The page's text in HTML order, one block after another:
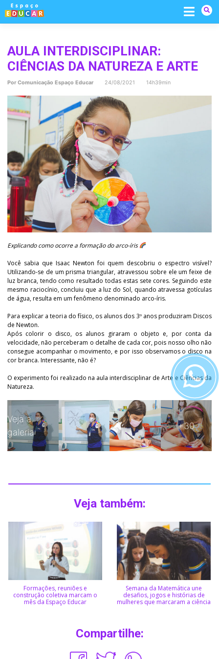
Skip
content
AULA INTERDISCIPLINAR:
CIÊNCIAS DA NATUREZA E ARTE
Por Comunicação Espaço Educar 24/08/2021 14h39min
Explicando como ocorre a formação do arco-íris
Você sabia que Isaac Newton foi quem descobriu o espectro visível?
Utilizando-se de um prisma triangular, atravessou sobre ele um feixe de
luz branca, tendo como resultado todas estas sete cores. Seguindo este
mesmo raciocínio, concluiu que a luz do Sol, quando atravessa gotículas
de água, resulta em um fenômeno denominado arco-íris.
Para explicar a teoria do físico, os alunos dos 3º anos produziram Discos
de Newton.
Após colorir o disco, os alunos giraram o objeto e, por conta da
velocidade, não perceberam o detalhe de cada cor, pois nosso olho não
consegue acompanhar o movimento, e por isso observamos o disco na
cor branca. Interessante, não é?
O experimento foi realizado na aula interdisciplinar de Arte e Ciências da
Natureza.
Veja a
galeria
+30
Veja também:
Formações, reuniões e
construção coletiva marcam o
mês da Espaço Educar
Semana da Matemática une
desafios, jogos e histórias de
mulheres que marcaram a ciência
Compartilhe: